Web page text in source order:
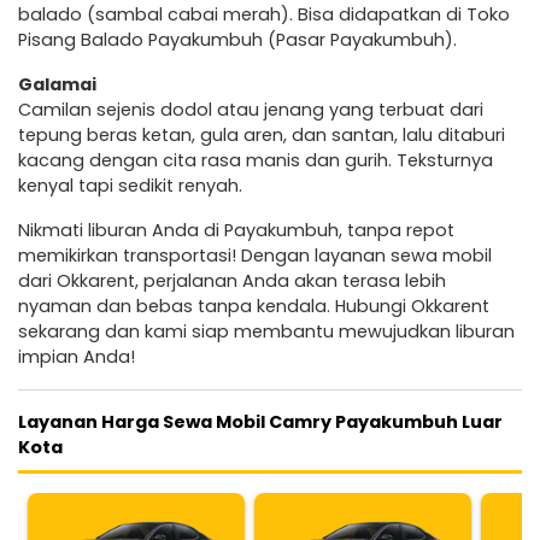
balado (sambal cabai merah). Bisa didapatkan di Toko
Pisang Balado Payakumbuh (Pasar Payakumbuh).
Galamai
Camilan sejenis dodol atau jenang yang terbuat dari
tepung beras ketan, gula aren, dan santan, lalu ditaburi
kacang dengan cita rasa manis dan gurih. Teksturnya
kenyal tapi sedikit renyah.
Nikmati liburan Anda di Payakumbuh, tanpa repot
memikirkan transportasi! Dengan layanan sewa mobil
dari Okkarent, perjalanan Anda akan terasa lebih
nyaman dan bebas tanpa kendala. Hubungi Okkarent
sekarang dan kami siap membantu mewujudkan liburan
impian Anda!
Layanan Harga Sewa Mobil Camry Payakumbuh Luar
Kota